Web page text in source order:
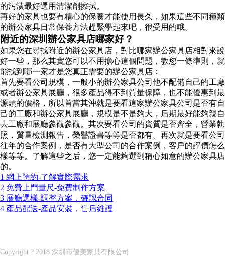
的污漬最好選用清潔劑擦拭。
再好的家具也要有精心的保養才能使用長久，如果這些不同種類
的辦公家具日常保養方法趕緊學起來吧，很受用的哦。
附近的深圳辦公家具店哪家好？
如果您在尋找附近的辦公家具店，對比哪家辦公家具店相對來說
好一些，那么其實您可以不用擔心這個問題，教您一條準則，就
能找到哪一家才是您真正需要的辦公家具店：
首先要看公司規模，一般小的辦公家具公司他不配備自己的工廠
或者辦公家具展廳，很多產品得不到質量保障，也不能優惠到最
源頭的價格，所以首當其沖就是要看這家辦公家具公司是否有自
己的工廠和辦公家具展廳，規模是不是夠大，后期最好能夠親自
去工廠和展廳參觀參觀。其次要看公司的資質是否齊全，營業執
照，質量檢測報告，榮譽證書等等是否都有。再次就是要看公司
往年的合作案例，是否有大型公司的合作案例，客戶的評價怎么
樣等等。了解這些之后，您一定能夠選到稱心如意的辦公家具店
的。
1 網上預約-了解實際需求
2 免費上門量尺-免費制作方案
3 展廳選樣-調整方案，確認合同
4 產品配送-產品安裝，售后維護
Copyright ? 2018 深圳市優美家具有限公司